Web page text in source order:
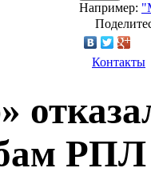
Например:
Контакты
РПЛ